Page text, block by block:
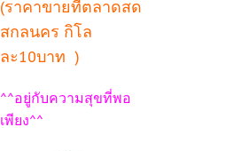
(ราคาขายที่ตลาดสด
สกลนคร กิโล
ละ10บาท )
^^อยู่กับความสุขที่พอ
เพียง^^